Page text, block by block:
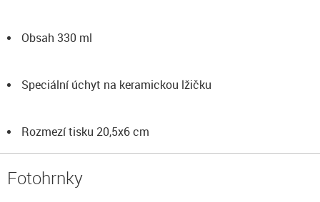
Obsah 330 ml
Speciální úchyt na keramickou lžičku
Rozmezí tisku 20,5x6 cm
Fotohrnky